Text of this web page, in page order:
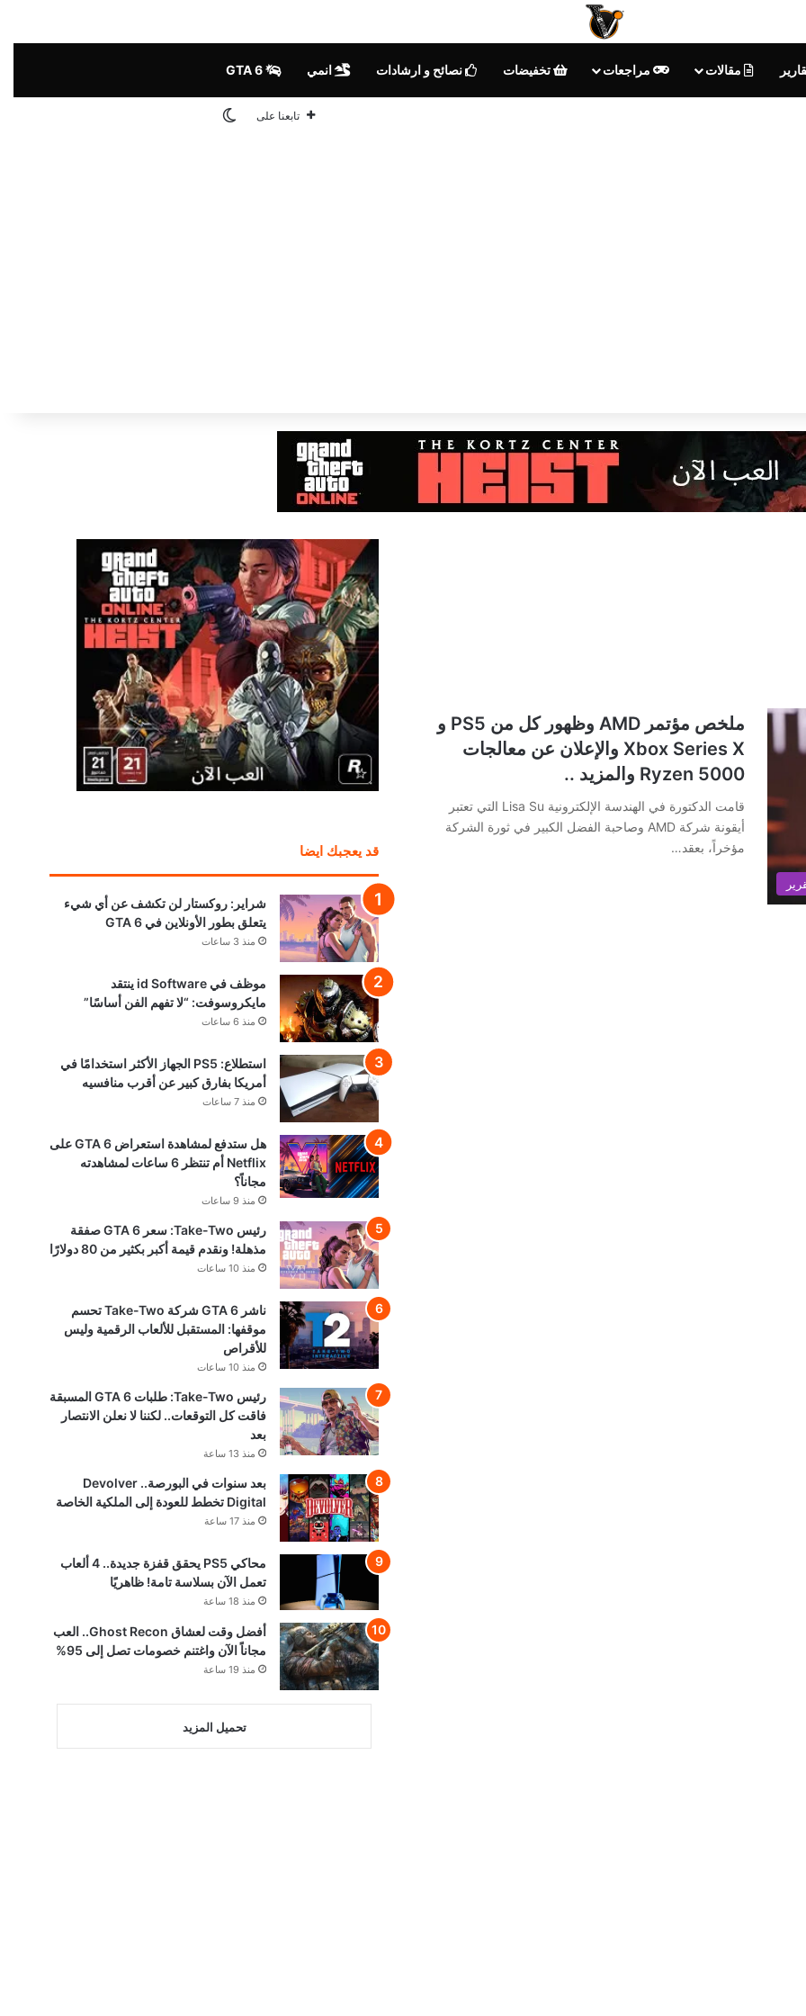
مقالات مراجعات تخفيضات نصائح و ارشادات انمي
تابعنا على الوضع المظلم
ملخص مؤتمر AMD وظهور كل من PS5 و
Xbox Series X والإعلان عن معالجات
Ryzen 5000 والمزيد ..
قامت الدكتورة في الهندسة الإلكترونية Lisa Su التي تعتبر
أيقونة شركة AMD وصاحبة الفضل الكبير في ثورة الشركة
مؤخراً، بعقد…
قد يعجبك ايضا
شراير: روكستار لن تكشف عن أي شيء
يتعلق بطور الأونلاين في GTA 6
منذ 3 ساعات
موظف في id Software ينتقد
مايكروسوفت: “لا تفهم الفن أساسًا”
منذ 6 ساعات
استطلاع: PS5 الجهاز الأكثر استخدامًا في
أمريكا بفارق كبير عن أقرب منافسيه
منذ 7 ساعات
هل ستدفع لمشاهدة استعراض GTA 6 على
Netflix أم تنتظر 6 ساعات لمشاهدته
مجاناً؟
منذ 9 ساعات
رئيس Take-Two: سعر GTA 6 صفقة
مذهلة! ونقدم قيمة أكبر بكثير من 80 دولارًا
منذ 10 ساعات
ناشر GTA 6 شركة Take-Two تحسم
موقفها: المستقبل للألعاب الرقمية وليس
للأقراص
منذ 10 ساعات
رئيس Take-Two: طلبات GTA 6 المسبقة
فاقت كل التوقعات.. لكننا لا نعلن الانتصار
بعد
منذ 13 ساعة
بعد سنوات في البورصة.. Devolver
Digital تخطط للعودة إلى الملكية الخاصة
منذ 17 ساعة
محاكي PS5 يحقق قفزة جديدة.. 4 ألعاب
تعمل الآن بسلاسة تامة! ظاهريًا
منذ 18 ساعة
أفضل وقت لعشاق Ghost Recon.. العب
مجاناً الآن واغتنم خصومات تصل إلى 95%
منذ 19 ساعة
تحميل المزيد